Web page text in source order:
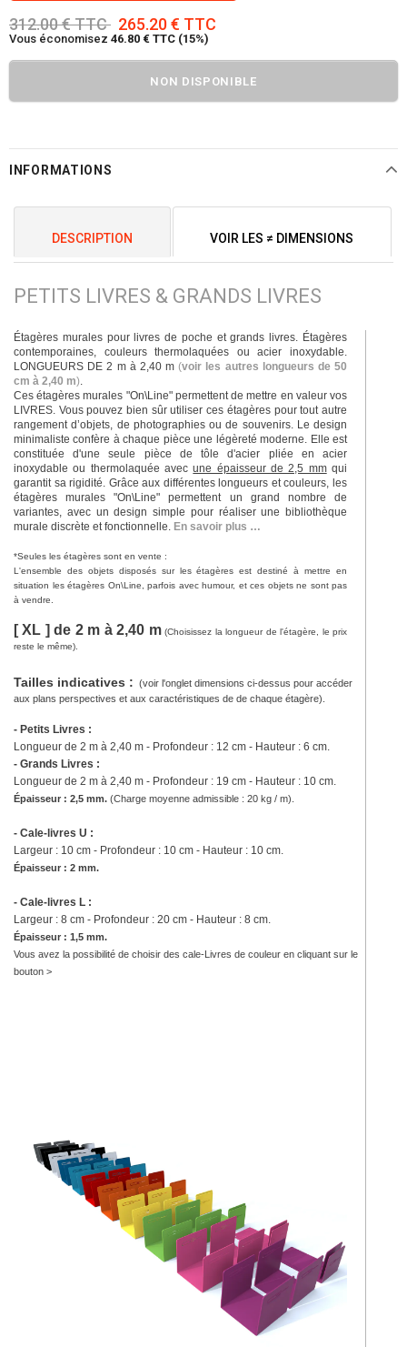
312.00 € TTC 265.20 € TTC
Vous économisez 46.80 € TTC (15%)
INFORMATIONS
DESCRIPTION VOIR LES ≠ DIMENSIONS
PETITS LIVRES & GRANDS LIVRES
Étagères murales pour livres de poche et grands livres. Étagères
contemporaines, couleurs thermolaquées ou acier inoxydable.
LONGUEURS DE 2 m à 2,40 m(voir les autres longueurs de 50
cm à 2,40 m)
Ces étagères murales "On\Line" permettent de mettre en valeur vos
LIVRES. Vous pouvez bien sûr utiliser ces étagères pour tout autre
rangement d’objets, de photographies ou de souvenirs. Le design
minimaliste confère à chaque pièce une légèreté moderne. Elle est
constituée d'une seule pièce de tôle d'acier pliée en acier
inoxydable ou thermolaquée avecune épaisseur de 2,5 mmqui
garantit sa rigidité. Grâce aux différentes longueurs et couleurs, les
étagères murales "On\Line" permettent un grand nombre de
variantes, avec un design simple pour réaliser une bibliothèque
murale discrète et fonctionnelle. En savoir plus …
*Seules les étagères sont en vente :
L'ensemble des objets disposés sur les étagères est destiné à mettre en
situation les étagères On\Line, parfois avec humour, et ces objets ne sont pas
à vendre.
[ XL ] de 2 m à 2,40 m (Choisissez la longueur de l'étagère, le prix
reste le même).
Tailles indicatives : (voir l'onglet dimensions ci-dessus pour accéder
aux plans perspectives et aux caractéristiques de de chaque étagère).
- Petits Livres :
Longueur de 2 m à 2,40 m - Profondeur : 12 cm - Hauteur : 6 cm.
- Grands Livres :
Longueur de 2 m à 2,40 m - Profondeur : 19 cm - Hauteur : 10 cm.
Épaisseur : 2,5 mm. (Charge moyenne admissible : 20 kg / m).
- Cale-livres U :
Largeur : 10 cm - Profondeur : 10 cm - Hauteur : 10 cm.
Épaisseur : 2 mm.
- Cale-livres L :
Largeur : 8 cm - Profondeur : 20 cm - Hauteur : 8 cm.
Épaisseur : 1,5 mm.
Vous avez la possibilité de choisir des cale-Livres de couleur en cliquant sur le
bouton >